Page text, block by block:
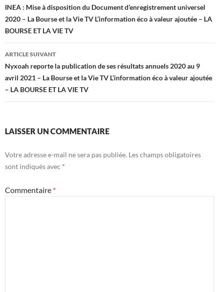
des
articles
INEA : Mise à disposition du Document d’enregistrement universel
2020 – La Bourse et la Vie TV L’information éco à valeur ajoutée – LA
BOURSE ET LA VIE TV
ARTICLE SUIVANT
Nyxoah reporte la publication de ses résultats annuels 2020 au 9
avril 2021 – La Bourse et la Vie TV L’information éco à valeur ajoutée
– LA BOURSE ET LA VIE TV
LAISSER UN COMMENTAIRE
Votre adresse e-mail ne sera pas publiée. Les champs obligatoires
sont indiqués avec *
Commentaire *